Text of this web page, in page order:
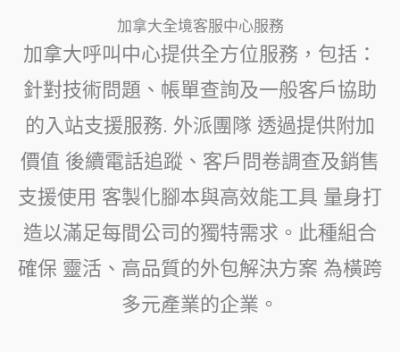
加拿大全境客服中心服務
加拿大呼叫中心提供全方位服務，包括：
針對技術問題、帳單查詢及一般客戶協助
的入站支援服務. 外派團隊 透過提供附加
價值 後續電話追蹤、客戶問卷調查及銷售
支援使用 客製化腳本與高效能工具 量身打
造以滿足每間公司的獨特需求。此種組合
確保 靈活、高品質的外包解決方案 為橫跨
多元產業的企業。